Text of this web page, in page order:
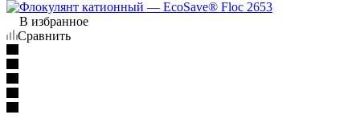
В избранное
Сравнить